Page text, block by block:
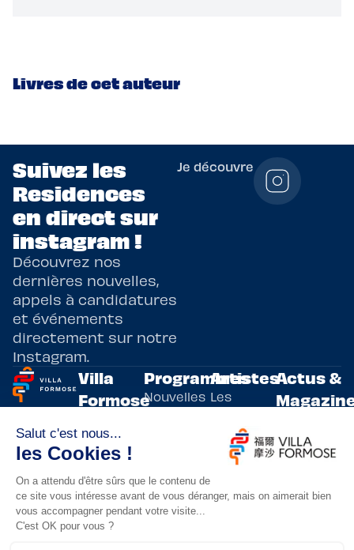
Livres de cet auteur
Suivez les
Residences
en direct sur
instagram !
Découvrez nos
dernières nouvelles,
appels à candidatures
et événements
directement sur notre
Instagram.
Je découvre
Programmes
de
résidences
artistiques
bilatérales,
entre la
France et
Taïwan.
Villa
Formose
Adoptez
un artiste
Lieux de
résidence
Programmes
Nouvelles
écritures
Arts
vivants
innovants
Artistes
Les
artistes
résidents
Evènements
Actus &
actualités